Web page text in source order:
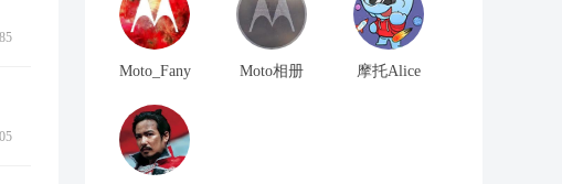
Moto_Fany Moto相册 摩托Alice